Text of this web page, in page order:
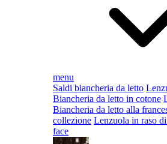
menu
Saldi biancheria da letto
Biancheria da letto in cotone
Biancheria da letto alla
collezione Lenzuola in raso
face